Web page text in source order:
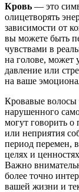
Кровь — это
олицетворять
зависимости от
вы можете быть
чувствами в
на голове, может
давление или
на ваше
Кровавые волосы
нарушенного
могут говорить о
или неприятия
период перемен,
целях и
Важно
более точно
вашей жизни и